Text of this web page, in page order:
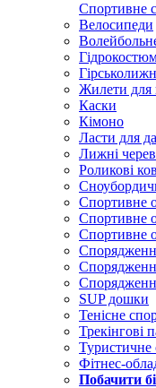
Спортивне
Велосипеди
Жилети для
Каски
Кімоно
Ласти для
Лижні
Роликові
Спортивне
Спортивне
Спортивне
SUP дошки
Тенісне
Трекінгові
Туристичне
Фітнес-
Побачити